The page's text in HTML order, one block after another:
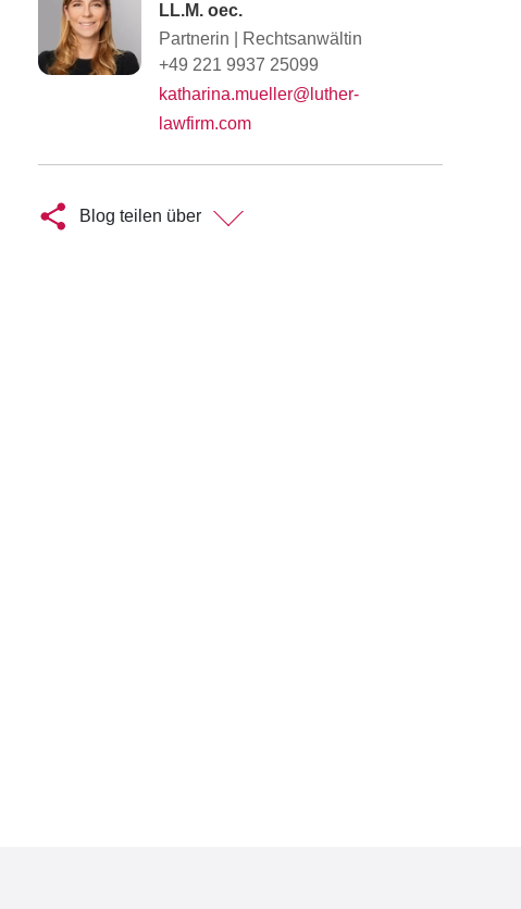
LL.M. oec.
Partnerin
Rechtsanwältin
+49 221 9937 25099
katharina.mueller@luther-
lawfirm.com
Blog teilen über